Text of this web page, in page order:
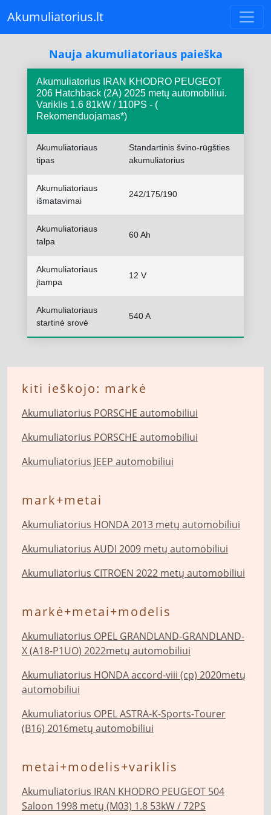
Akumuliatorius.lt
Nauja akumuliatoriaus paieška
Akumuliatorius IRAN KHODRO PEUGEOT
206 Hatchback (2A) 2025 metų automobiliui.
Variklis 1.6 81kW / 110PS - (
Rekomenduojamas*)
Akumuliatoriaus
tipas
Standartinis švino-rūgšties
akumuliatorius
Akumuliatoriaus
išmatavimai
242/175/190
Akumuliatoriaus
talpa
60 Ah
Akumuliatoriaus
įtampa
12 V
Akumuliatoriaus
startinė srovė
540 A
kiti ieškojo: markė
Akumuliatorius PORSCHE automobiliui
Akumuliatorius PORSCHE automobiliui
Akumuliatorius JEEP automobiliui
mark+metai
Akumuliatorius HONDA 2013 metų automobiliui
Akumuliatorius AUDI 2009 metų automobiliui
Akumuliatorius CITROEN 2022 metų automobiliui
markė+metai+modelis
Akumuliatorius OPEL GRANDLAND-GRANDLAND-
X (A18-P1UO) 2022metų automobiliui
Akumuliatorius HONDA accord-viii (cp) 2020metų
automobiliui
Akumuliatorius OPEL ASTRA-K-Sports-Tourer
(B16) 2016metų automobiliui
metai+modelis+variklis
Akumuliatorius IRAN KHODRO PEUGEOT 504
Saloon 1998 metų (M03) 1.8 53kW / 72PS